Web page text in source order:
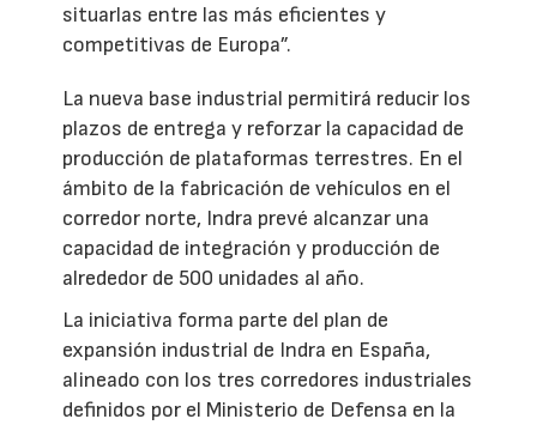
situarlas entre las más eficientes y
competitivas de Europa”.
La nueva base industrial permitirá reducir los
plazos de entrega y reforzar la capacidad de
producción de plataformas terrestres. En el
ámbito de la fabricación de vehículos en el
corredor norte, Indra prevé alcanzar una
capacidad de integración y producción de
alrededor de 500 unidades al año.
La iniciativa forma parte del plan de
expansión industrial de Indra en España,
alineado con los tres corredores industriales
definidos por el Ministerio de Defensa en la